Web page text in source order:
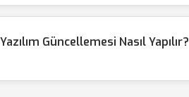
Güncellemesi Nasıl Yapılır?